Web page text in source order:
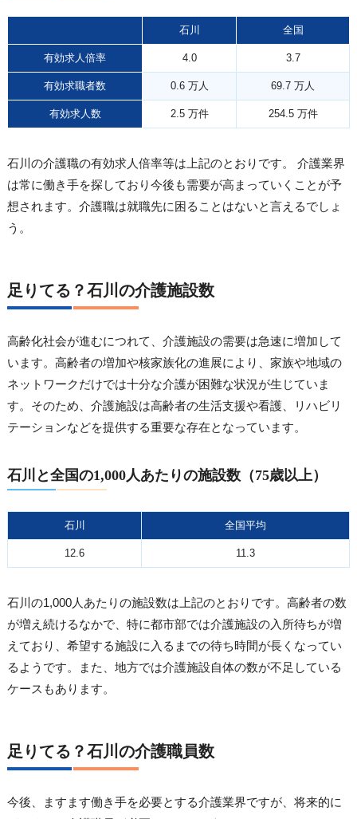
石川 全国
有効求人倍率 4.0 3.7
有効求職者数 0.6 万人 69.7 万人
有効求人数 2.5 万件 254.5 万件
石川の介護職の有効求人倍率等は上記のとおりです。 介護業界
は常に働き手を探しており今後も需要が高まっていくことが予
想されます。介護職は就職先に困ることはないと言えるでしょ
う。
足りてる？石川の介護施設数
高齢化社会が進むにつれて、介護施設の需要は急速に増加して
います。高齢者の増加や核家族化の進展により、家族や地域の
ネットワークだけでは十分な介護が困難な状況が生じていま
す。そのため、介護施設は高齢者の生活支援や看護、リハビリ
テーションなどを提供する重要な存在となっています。
石川と全国の1,000人あたりの施設数（75歳以上）
石川 全国平均
12.6 11.3
石川の1,000人あたりの施設数は上記のとおりです。高齢者の数
が増え続けるなかで、特に都市部では介護施設の入所待ちが増
えており、希望する施設に入るまでの待ち時間が長くなってい
るようです。また、地方では介護施設自体の数が不足している
ケースもあります。
足りてる？石川の介護職員数
今後、ますます働き手を必要とする介護業界ですが、将来的に